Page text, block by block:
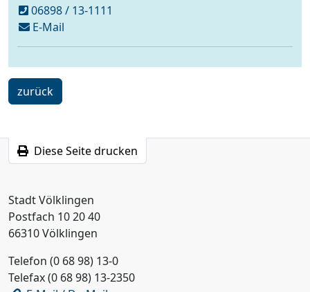
06898 / 13-1111
E-Mailschreiben
an
ein
Schritt
zurück
Diese Seite drucken
Stadt Völklingen
Postfach 10 20 40
66310 Völklingen
Telefon (0 68 98) 13-0
Telefax (0 68 98) 13-2350